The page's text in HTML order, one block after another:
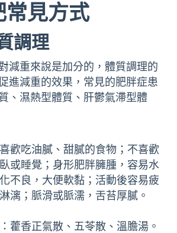
常見方式
調理
減重來說是加分的，體質調理的
進減重的效果，常見的肥胖症患
、濕熱型體質、肝鬱氣滯型體
歡吃油膩、甜膩的食物；不喜歡
或睡覺；身形肥胖臃腫，容易水
不良，大便軟黏；活動後容易疲
漓；脈滑或脈濡，舌苔厚膩。
藿香正氣散、五苓散、溫膽湯。